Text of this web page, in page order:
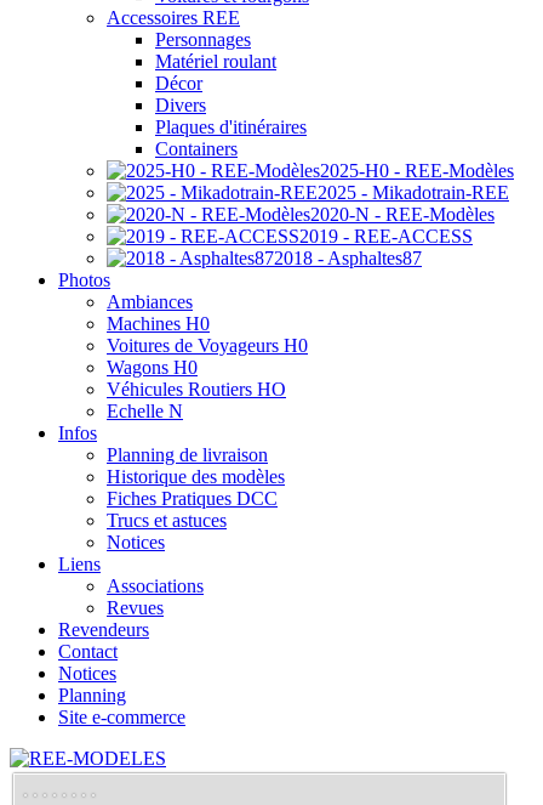
Accessoires REE
Personnages
Matériel roulant
Décor
Divers
Plaques d'itinéraires
Containers
2025-H0 - REE-Modèles
2025 - Mikadotrain-REE
2020-N - REE-Modèles
2019 - REE-ACCESS
2018 - Asphaltes87
Photos
Ambiances
Machines H0
Voitures de Voyageurs H0
Wagons H0
Véhicules Routiers HO
Echelle N
Infos
Planning de livraison
Historique des modèles
Fiches Pratiques DCC
Trucs et astuces
Notices
Liens
Associations
Revues
Revendeurs
Contact
Notices
Planning
Site e-commerce